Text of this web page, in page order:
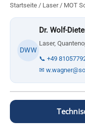
Startseite / Laser/ MOT
DWW
Dr. Wolf-
Laser,
📞 +49
✉